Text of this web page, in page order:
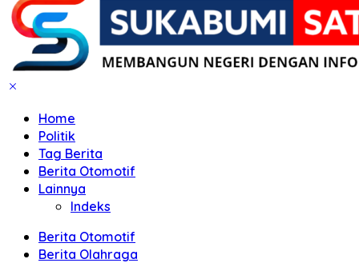
Home
Politik
Tag Berita
Berita Otomotif
Lainnya
Indeks
Berita Otomotif
Berita Olahraga